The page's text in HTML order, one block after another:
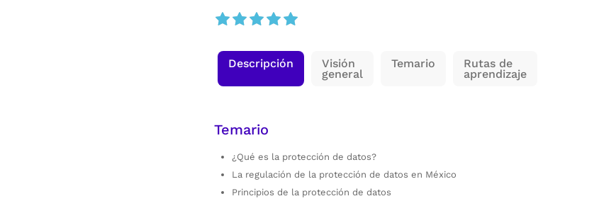
Descripción Visión
general
Temario Rutas de
aprendizaje
Temario
¿Qué es la protección de datos?
La regulación de la protección de datos en México
Principios de la protección de datos